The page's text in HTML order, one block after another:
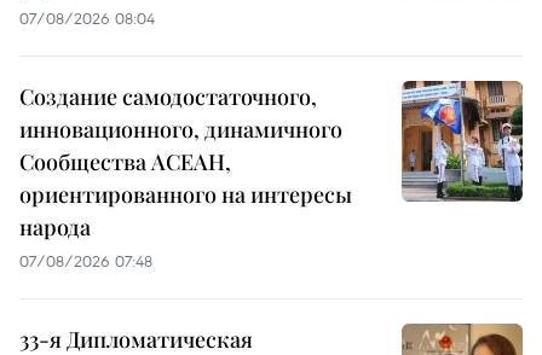
07/08/2026 08:04
Создание самодостаточного,
инновационного, динамичного
Сообщества АСЕАН,
ориентированного на интересы
народа
07/08/2026 07:48
33-я Дипломатическая